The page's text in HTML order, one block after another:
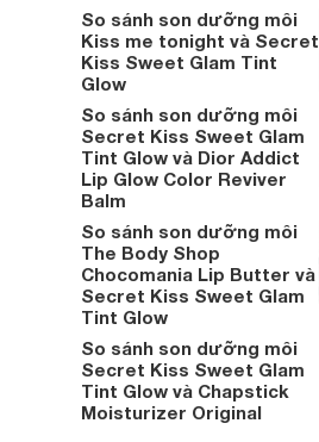
So sánh son dưỡng môi
Kiss me tonight và Secret
Kiss Sweet Glam Tint
Glow
So sánh son dưỡng môi
Secret Kiss Sweet Glam
Tint Glow và Dior Addict
Lip Glow Color Reviver
Balm
So sánh son dưỡng môi
The Body Shop
Chocomania Lip Butter và
Secret Kiss Sweet Glam
Tint Glow
So sánh son dưỡng môi
Secret Kiss Sweet Glam
Tint Glow và Chapstick
Moisturizer Original